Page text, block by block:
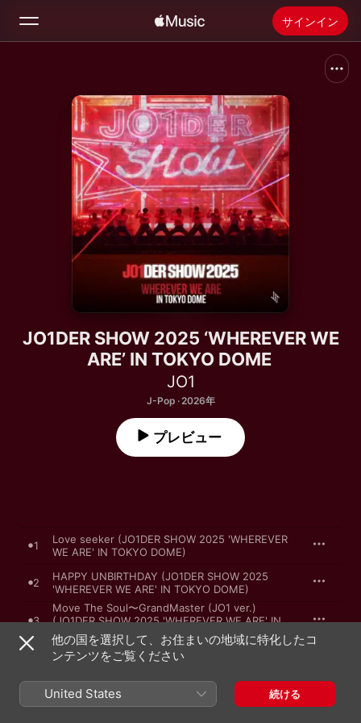
サインイン
ホーム
新着おすすめ
ラジオ
Apple Musicをインストール
JO1DER SHOW 2025 ‘WHEREVER WE
ARE’ IN TOKYO DOME
JO1
J-Pop · 2026年
プレビュー
1
Love seeker (JO1DER SHOW 2025 'WHEREVER
WE ARE' IN TOKYO DOME)
2
HAPPY UNBIRTHDAY (JO1DER SHOW 2025
'WHEREVER WE ARE' IN TOKYO DOME)
3
Move The Soul〜GrandMaster (JO1 ver.)
(JO1DER SHOW 2025 'WHEREVER WE ARE' IN
TOKYO DOME)
WHERE DO WE GO (JO1DER SHOW 2025
'WHEREVER WE ARE' IN TOKYO DOME)
Aqua (JO1DER SHOW 2025 'WHEREVER WE
ARE' IN TOKYO DOME)
他の国を選択して、お住まいの地域に特化したコ
ンテンツをご覧ください
United States 続ける